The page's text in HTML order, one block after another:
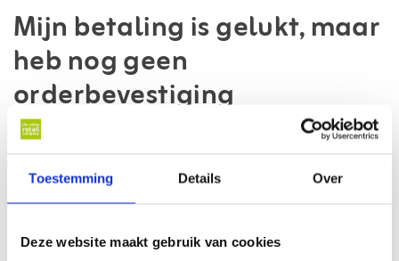
Toestemming Details Over
Deze website maakt gebruik van cookies
Mijn betaling is gelukt, maar
heb nog geen
orderbevestiging
ontvangen?
Is er geld afgeschreven? Dan is de bestelling veilig bij ons binnen
een orderbevestiging ontvangt. Check je spam mail ook voor de